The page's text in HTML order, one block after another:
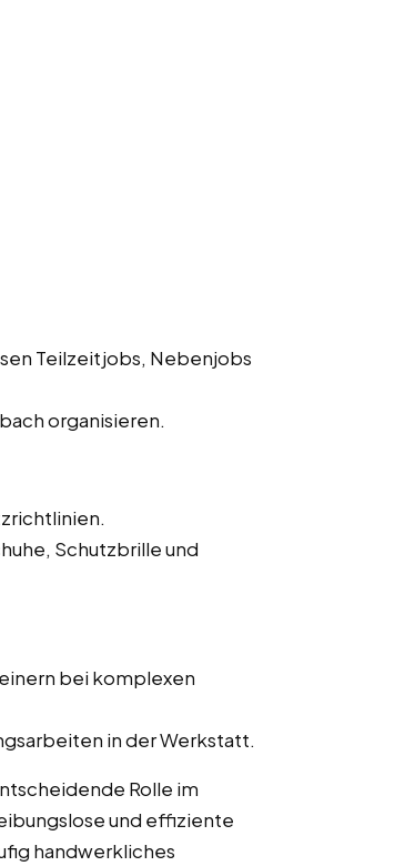
Teilzeitjobs, Nebenjobs
organisieren.
Schutzbrille und
bei komplexen
in der Werkstatt.
Rolle im
und effiziente
handwerkliches